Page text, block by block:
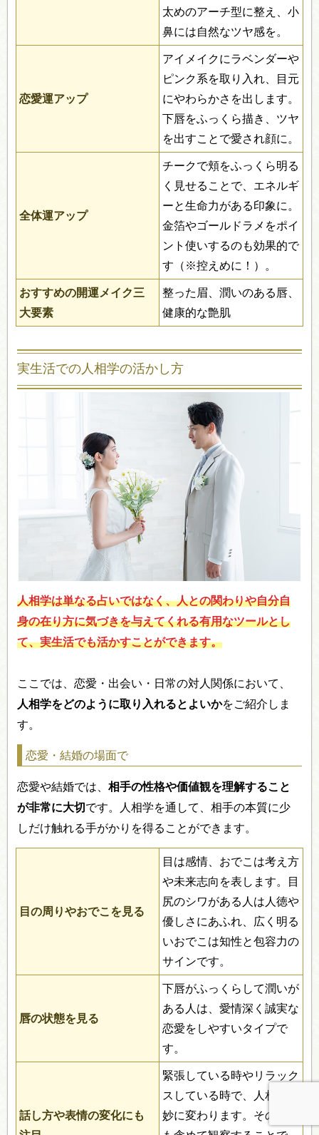
太めのアーチ型に整え、小
鼻には自然なツヤ感を。
恋愛運アップ
アイメイクにラベンダーや
ピンク系を取り入れ、目元
にやわらかさを出します。
下唇をふっくら描き、ツヤ
を出すことで愛され顔に。
全体運アップ
チークで頬をふっくら明る
く見せることで、エネルギ
ーと生命力がある印象に。
金箔やゴールドラメをポイ
ント使いするのも効果的で
す（※控えめに！）。
おすすめの開運メイク三
大要素
整った眉、潤いのある唇、
健康的な艶肌
実生活での人相学の活かし方
人相学は単なる占いではなく、人との関わりや自分自
身の在り方に気づきを与えてくれる有用なツールとし
て、実生活でも活かすことができます。
ここでは、恋愛・出会い・日常の対人関係において、
人相学をどのように取り入れるとよいかをご紹介しま
す。
恋愛・結婚の場面で
恋愛や結婚では、相手の性格や価値観を理解すること
が非常に大切です。人相学を通して、相手の本質に少
しだけ触れる手がかりを得ることができます。
目の周りやおでこを見る
目は感情、おでこは考え方
や未来志向を表します。目
尻のシワがある人は人徳や
優しさにあふれ、広く明る
いおでこは知性と包容力の
サインです。
唇の状態を見る
下唇がふっくらして潤いが
ある人は、愛情深く誠実な
恋愛をしやすいタイプで
す。
話し方や表情の変化にも
緊張している時やリラック
スしている時で、人相は微
妙に変わります。その変化